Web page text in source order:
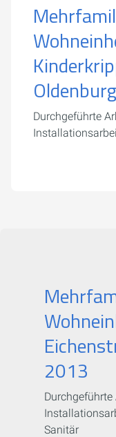
Durchgeführte
2013
Durchgeführte
Sanitär